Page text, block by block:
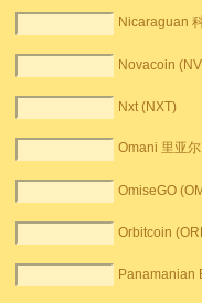
Nicaraguan
Novacoin
Nxt (NXT)
Omani 里亚
OmiseGO
Orbitcoin
Panamanian